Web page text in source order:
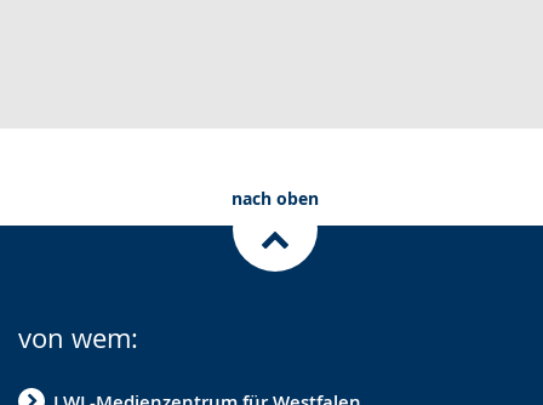
nach oben
von wem: